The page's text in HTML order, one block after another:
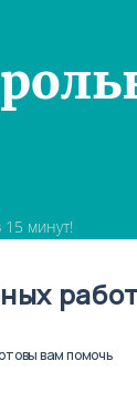
15 минут!
вам помочь